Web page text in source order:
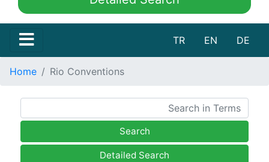
TR EN DE
Home Rio Conventions
Search
Detailed Search